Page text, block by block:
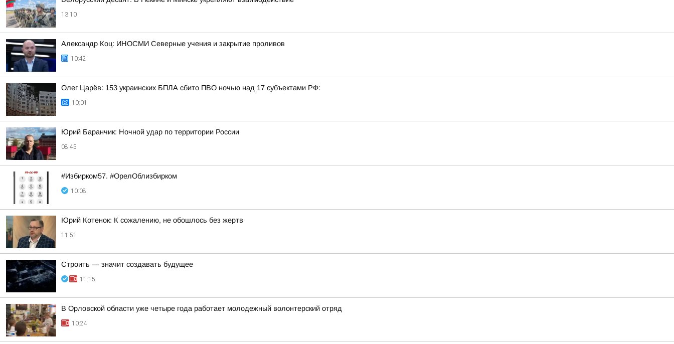
13:10
Александр Коц: ИНОСМИ Северные учения и закрытие проливов
10:42
Олег Царёв: 153 украинских БПЛА сбито ПВО ночью над 17 субъектами РФ:
10:01
Юрий Баранчик: Ночной удар по территории России
08:45
#Избирком57. #ОрелОблизбирком
10:08
Юрий Котенок: К сожалению, не обошлось без жертв
11:51
Строить — значит создавать будущее
11:15
В Орловской области уже четыре года работает молодежный волонтерский отряд
10:24